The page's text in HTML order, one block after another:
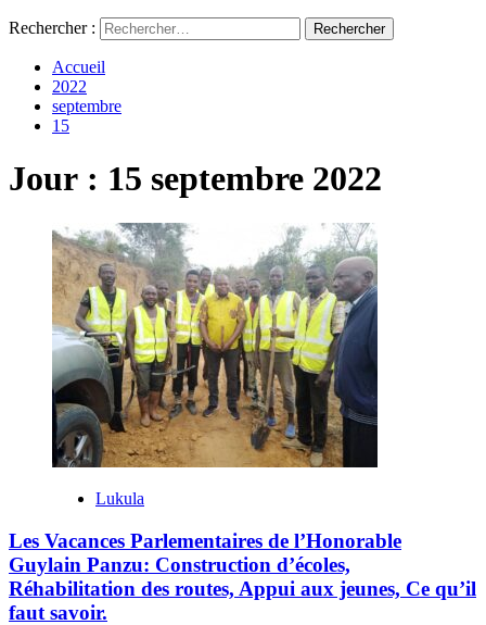
Rechercher :
Accueil
2022
septembre
15
Jour : 15 septembre 2022
Lukula
Les Vacances Parlementaires de l’Honorable
Guylain Panzu: Construction d’écoles,
Réhabilitation des routes, Appui aux jeunes, Ce qu’il
faut savoir.